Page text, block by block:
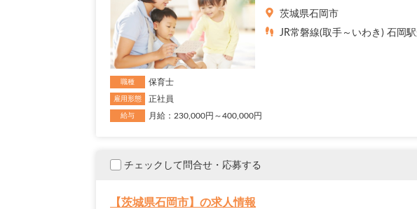
茨城県石岡市
JR常磐線(取手～いわき) 石岡
職種 保育士
雇用形態 正社員
給与 月給：230,000円～400,000円
チェックして問合せ・応募する
【茨城県石岡市】の求人情報